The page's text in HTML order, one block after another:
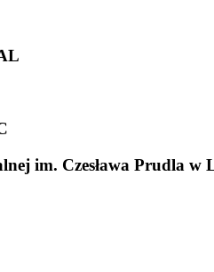
im. Czesława Prudla w